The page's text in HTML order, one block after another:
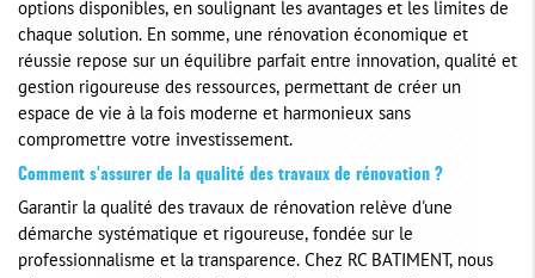
options disponibles, en soulignant les avantages et les limites de
chaque solution. En somme, une rénovation économique et
réussie repose sur un équilibre parfait entre innovation, qualité et
gestion rigoureuse des ressources, permettant de créer un
espace de vie à la fois moderne et harmonieux sans
compromettre votre investissement.
Comment s'assurer de la qualité des travaux de rénovation ?
Garantir la qualité des travaux de rénovation relève d'une
démarche systématique et rigoureuse, fondée sur le
professionnalisme et la transparence. Chez RC BATIMENT, nous